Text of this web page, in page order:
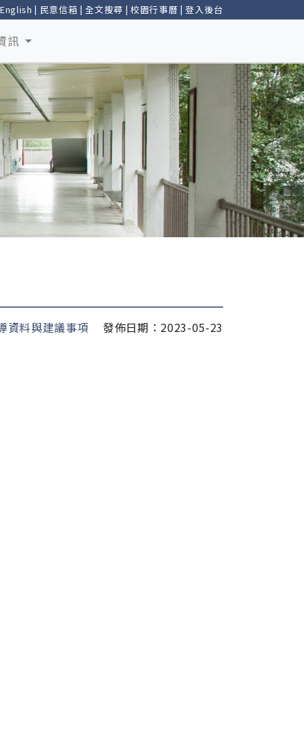
English | 民意信箱 |全文搜尋 | 校園行事曆 |登入後台
訊
資料與建議事項 發佈日期：2023-05-23